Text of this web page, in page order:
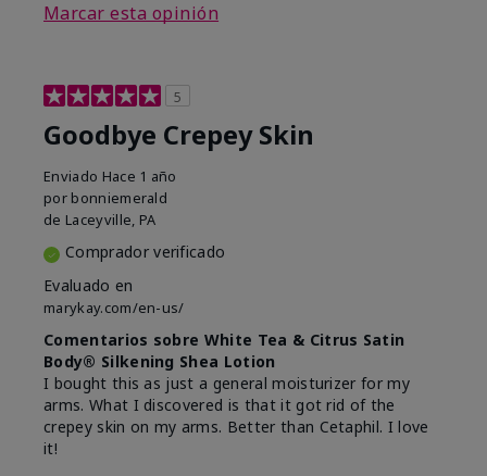
Marcar esta opinión
5
Goodbye Crepey Skin
Enviado Hace 1 año
por bonniemerald
de Laceyville, PA
Comprador verificado
Evaluado en
marykay.com/en-us/
Comentarios sobre White Tea & Citrus Satin
Body® Silkening Shea Lotion
I bought this as just a general moisturizer for my
arms. What I discovered is that it got rid of the
crepey skin on my arms. Better than Cetaphil. I love
it!